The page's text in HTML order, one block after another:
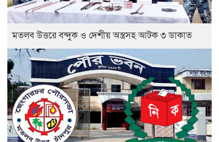
মতলব উত্তরে বন্দুক ও দেশীয় অস্ত্রসহ আটক ৩ ডাকাত